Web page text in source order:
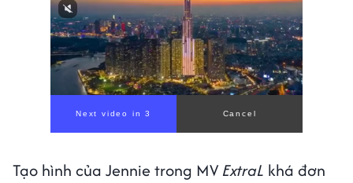
Next video in 1 Cancel
Tạo hình của Jennie trong MV ExtraL khá đơn